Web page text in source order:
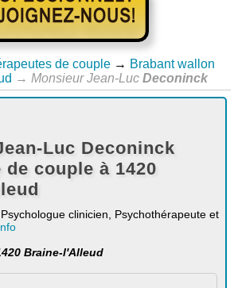
de couple → Brabant wallon
→ Monsieur Jean-LucDeconinck
Luc Deconinck
couple à 1420
clinicien, Psychothérapeute et
Braine-l'Alleud